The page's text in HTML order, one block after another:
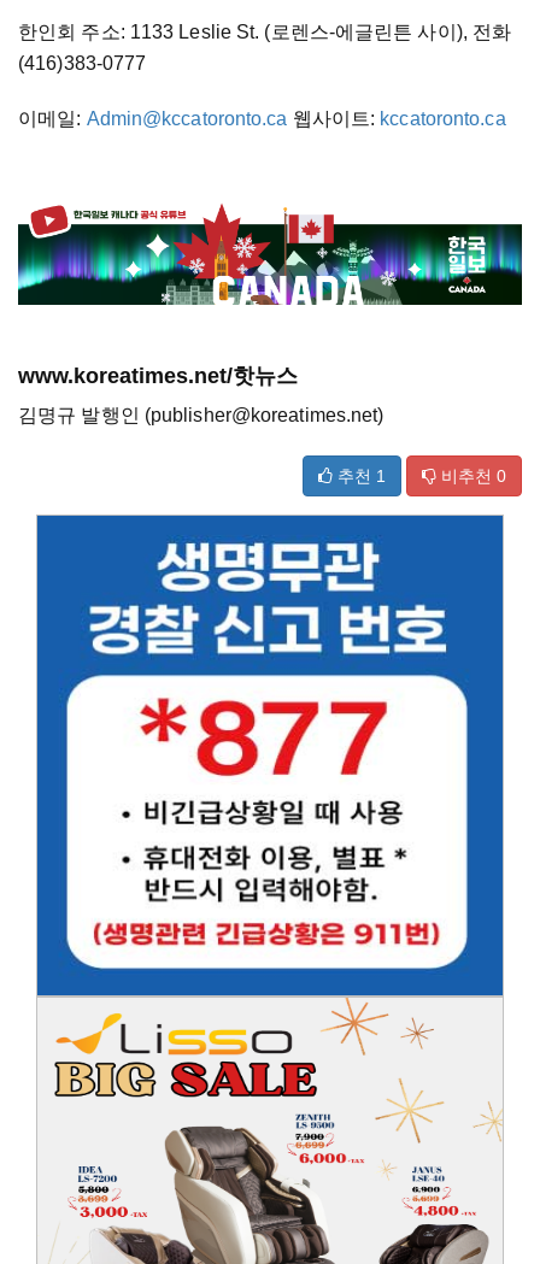
한인회 주소: 1133 Leslie St. (로렌스-에글린튼 사이), 전화
(416)383-0777
이메일: Admin@kccatoronto.ca 웹사이트: kccatoronto.ca
www.koreatimes.net/핫뉴스
김명규 발행인 (publisher@koreatimes.net)
추천 1 비추천 0